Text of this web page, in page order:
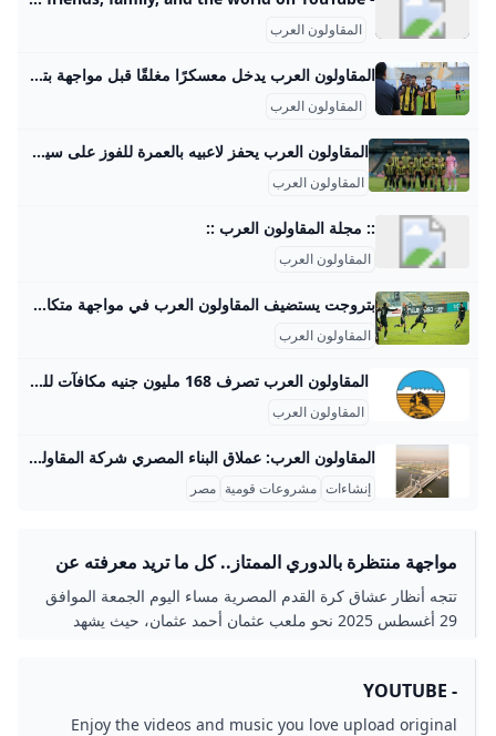
المقاولون العرب
المقاولون العرب يدخل معسكرًا مغلقًا قبل مواجهة بتروجت.. مكى يعترف بأزمة الهجوم يدخل فريق المقاولون العرب الأول لكرة القدم، تحت قيادة مدربه محمد مكي، معسكراً مغلقاً اليوم الأحد، استعداداً لمواجهة بتروجت في الجولة الأحد 24/أغسطس/2025 - 06:24 ص 8/24/2025 6:24:01 AM المقاولون العرب شيماء أبو قمر شارك طباعة يدخل فريق المقاولون العرب، تحت قيادة مدربه محمد مكي، معسكرًا مغلقًا اليوم الأحد، استعدادًا لمواجهة بتروجت في الجولة الرابعة من الدوري المصري الممتاز لموسم 2025-2026، والمقرر إقامتها غدًا الإثنين في التاسعة مساءً على استاد بتروسبورت.
المقاولون العرب
المقاولون العرب يحفز لاعبيه بالعمرة للفوز على سيراميكا في الدوري - اليوم السابع يستعد المقاولون العرب لمواجهة سيراميكا، في المباراة التي تجمع الفريقين في السادسة مساء الجمعة المقبلة، ضمن منافسات الجولة الخامسة من عمر مسابقة الدوري المقاولون العرب يحفز لاعبيه بالعمرة للفوز على سيراميكا في الدوري الثلاثاء، 26 أغسطس 2025 04:24 م اخبار المقاولون المقاولون العرب نادى المقاولون محمد مكى المقاولون وسيراميكا هل تعطل مصر مساعدات غزة؟ الإيكونوميست تجيب وتفضح أكاذيب الاحتلال والإخوان البنك المركزى يقرر خفض أسعار الفائدة على الإيداع والإقراض بنسبة 2% هذه الجهات إجازة الخميس المقبل بمناسبة المولد النبوى.
المقاولون العرب
:: مجلة المقاولون العرب ::
المقاولون العرب
بتروجت يستضيف المقاولون العرب في مواجهة متكافئة بالدوري الممتاز يستضيف فريق بتروجت، مساء اليوم الإثنين، نظيره المقاولون العرب في تمام ‏التاسعة مساء على ملعب بتروسبورت، ضمن منافسات الجولة الرابعة من بطولة ‏الدوري المصري الممتاز لموسم 2025-2026.‏ الإثنين 25/أغسطس/2025 - 05:10 م 8/25/2025 5:10:34 PM طباعة شارك بتروجت كريم عاطف يستضيف فريق بتروجت، مساء اليوم الإثنين، المقاولون العرب في تمام ‏التاسعة مساء على ملعب بتروسبورت، ضمن منافسات الجولة الرابعة من بطولة ‏الدوري المصري الممتاز لموسم 2025-2026.‏ وتحمل المباراة طابعا تنافسيا قويا، في ظل سعي الفريقين لتحقيق نتيجة إيجابية ‏تدعم موقفهما في جدول الترتيب، خاصة أن الفريق البترولي يعيش حالة معنوية ‏جيدة، بينما يبحث ذئاب الجبل عن أول انتصار.
المقاولون العرب
المقاولون العرب تصرف 168 مليون جنيه مكافآت للعاملين - اليوم السابع أكد المهندس محسن صلاح، رئيس شركة المقاولون العرب، أنه تم صرف 4 شهور مكافأة لمختلف العاملين بالشركة من قيمة الأرباح وعددهم 80 ألف عامل بقيمة 168 مليون جنيه، بحد أدنى 2000 جنيه للعامل الصغير وحد أقصى 3000 جنيه بحيث لا تتجاوز قيمة المكافأة عن ثلاثة آلاف جنيه للعامل مهما كان منصبة. “المقاولون العرب” تصرف 168 مليون جنيه مكافآت للعاملين الإثنين، 17 فبراير 2014 06:58 م هل تعطل مصر مساعدات غزة؟ الإيكونوميست تجيب وتفضح أكاذيب الاحتلال والإخوان البنك المركزى يقرر خفض أسعار الفائدة على الإيداع والإقراض بنسبة 2% هذه الجهات إجازة الخميس المقبل بمناسبة المولد النبوى.
المقاولون العرب
المقاولون العرب: عملاق البناء المصري شركة المقاولون العرب هي من أكبر شركات المقاولات في الشرق الأوسط وأفريقيا، وتمتلك خبرة تزيد عن 70 عامًا في تنفيذ مشروعات عملاقة بداخل مصر وخارجها. من أبرز المشروعات القومية التي تشرف عليها الشركة في مصر مشروع محور روض الفرج الذي يبلغ طوله حوالي 16.7 كم، ويربط شرق القاهرة بالطريق الإسكندرية الصحراوي مرورًا بنهر النيل، ويُعتبر هذا المشروع هو أول جسر معلق ضخم يتم تنفيذه بأيدي مصرية فقط، حيث يعمل فيه حوالي 4000 مهندس وفني وعامل بالإضافة إلى استخدام معدات ثقيلة ومتطورة.
إنشاءات مشروعات قومية مصر
مواجهة منتظرة بالدوري الممتاز.. كل ما تريد معرفته عن
مباراة المقاولون العرب وسيراميكا كليوباترا والقنوات
الناقلة – جريدة مانشيت
تتجه أنظار عشاق كرة القدم المصرية مساء اليوم الجمعة الموافق
29 أغسطس 2025 نحو ملعب عثمان أحمد عثمان، حيث يشهد
- YOUTUBE
Enjoy the videos and music you love upload original